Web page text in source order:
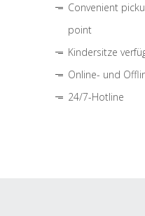
Convenient
point
Kindersitze
Online- und
24/7-Hotline